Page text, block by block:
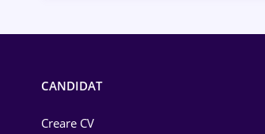
CANDIDAT
Creare CV